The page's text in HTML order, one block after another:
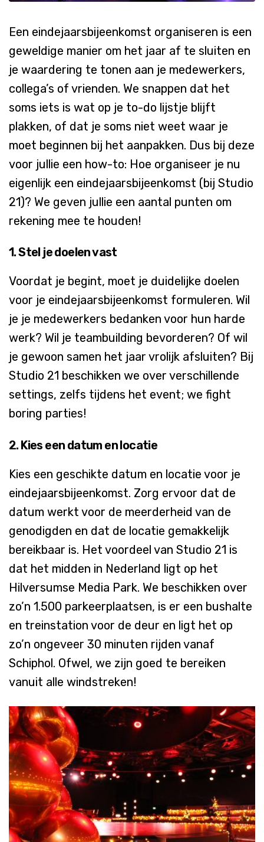
Een eindejaarsbijeenkomst organiseren is een
geweldige manier om het jaar af te sluiten en
jewaardering te tonen aan je medewerkers,
collega’s ofvrienden. Wesnappen dat het
soms iets is wat op je to-do lijstje blijft
plakken, of dat je soms niet weet waar je
moet beginnen bij het aanpakken. Dus bij deze
voor jullie een how-to: Hoe organiseer je nu
eigenlijk een eindejaarsbijeenkomst (bij Studio
21)? We geven jullie een aantal punten om
rekening mee te houden!
1. Stel jedoelenvast
Voordat je begint, moet je duidelijke doelen
voor je eindejaarsbijeenkomst formuleren. Wil
je je medewerkers bedanken voor hun harde
werk? Wil je teambuilding bevorderen? Ofwil
je gewoon samen het jaar vrolijk afsluiten? Bij
Studio 21 beschikken we oververschillende
settings, zelfs tijdens het event; we fight
boring parties!
2. Kies een datum enlocatie
Kies een geschikte datum en locatie voor je
eindejaarsbijeenkomst. Zorg ervoor dat de
datumwerkt voor de meerderheid van de
genodigden en dat de locatie gemakkelijk
bereikbaar is. Hetvoordeel van Studio 21 is
dat het midden in Nederland ligt op het
Hilversumse Media Park. We beschikken over
zo’n 1.500 parkeerplaatsen, is er een bushalte
en treinstation voor de deur en ligt het op
zo’n ongeveer 30 minuten rijden vanaf
Schiphol. Ofwel, we zijn goed te bereiken
vanuit allewindstreken!